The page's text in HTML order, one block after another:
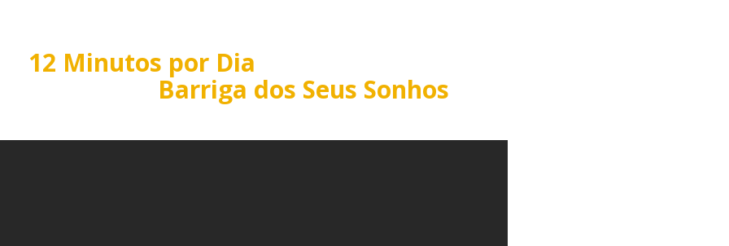
12 Minutos por Dia
Barriga dos Seus Sonhos